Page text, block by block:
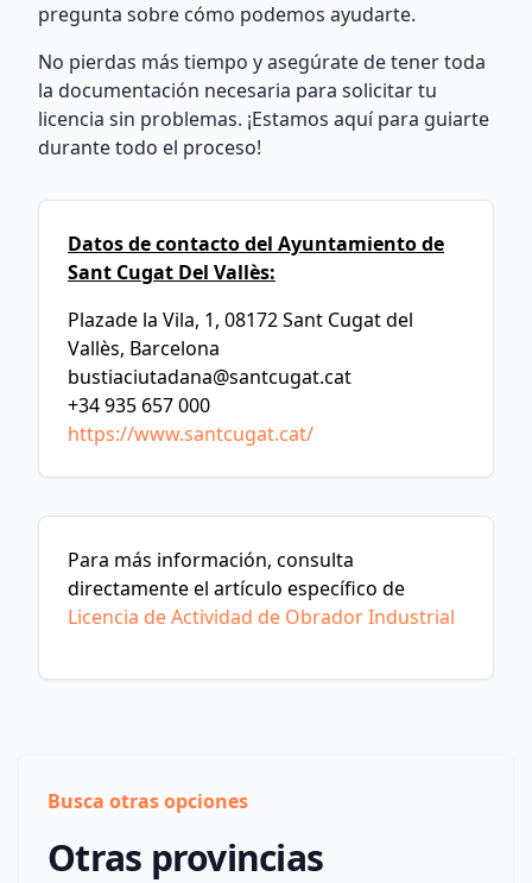
pregunta sobre cómo podemos ayudarte.
No pierdas más tiempo y asegúrate de tener toda
la documentación necesaria para solicitar tu
licencia sin problemas. ¡Estamos aquí para guiarte
durante todo el proceso!
Datos de contacto del Ayuntamiento de
Sant Cugat Del Vallès:
Plazade la Vila, 1, 08172 Sant Cugat del
Vallès, Barcelona
bustiaciutadana@santcugat.cat
+34 935 657 000
https://www.santcugat.cat/
Para más información, consulta
directamente el artículo específico de
Licencia de Actividad de Obrador Industrial
Busca otras opciones
Otras provincias